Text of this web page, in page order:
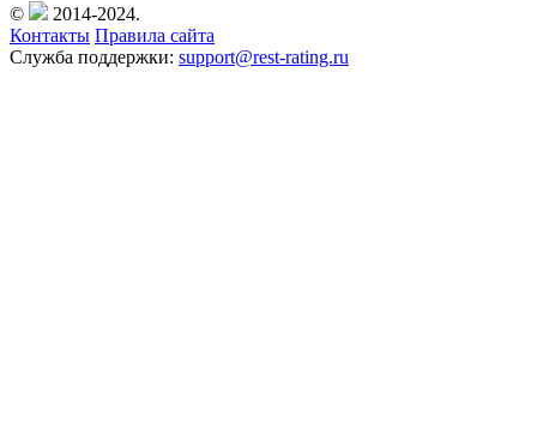
©
2014-2024.
Контакты Правила сайта
Служба поддержки: support@rest-rating.ru